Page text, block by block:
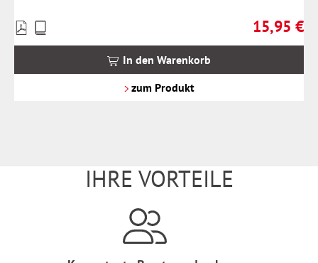
Regulärer
15,95 €
Preise
inkl.
In den Warenkorb
zum Produkt
IHRE VORTEILE